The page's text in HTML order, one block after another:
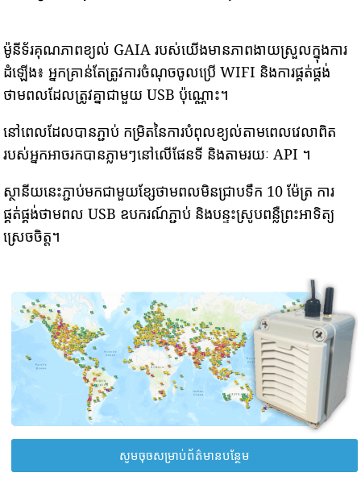
ម៉ូនីទ័រគុណភាពខ្យល់ GAIA របស់យើងមានភាពងាយស្រួលក្នុងការ
ដំឡើង៖ អ្នកគ្រាន់តែត្រូវការចំណុចចូលប្រើ WIFI និងការផ្គត់ផ្គង់
ថាមពលដែលត្រូវគ្នាជាមួយ USB ប៉ុណ្ណោះ។
នៅពេលដែលបានភ្ជាប់ កម្រិតនៃការបំពុលខ្យល់តាមពេលវេលាពិត
របស់អ្នកអាចរកបានភ្លាមៗនៅលើផែនទី និងតាមរយៈ API ។
ស្ថានីយនេះភ្ជាប់មកជាមួយខ្សែថាមពលមិនជ្រាបទឹក 10 ម៉ែត្រ ការ
ផ្គត់ផ្គង់ថាមពល USB ឧបករណ៍ភ្ជាប់ និងបន្ទះស្រូបពន្លឺព្រះអាទិត្យ
ស្រេចចិត្ត។
សូមចុចសម្រាប់ព័ត៌មានបន្ថែម